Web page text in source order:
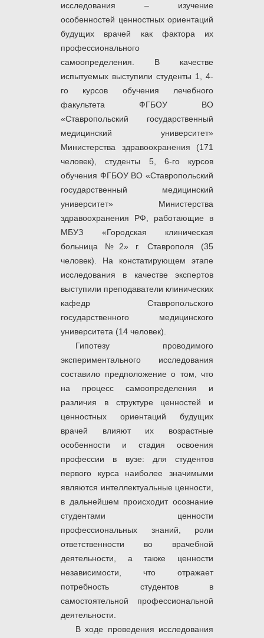
исследования – изучение
особенностей ценностных ориентаций
будущих врачей как фактора их
профессионального
самоопределения. В качестве
испытуемых выступили студенты 1, 4-
го курсов обучения лечебного
факультета ФГБОУ ВО
«Ставропольский государственный
медицинский университет»
Министерства здравоохранения (171
человек), студенты 5, 6-го курсов
обучения ФГБОУ ВО «Ставропольский
государственный медицинский
университет» Министерства
здравоохранения РФ, работающие в
МБУЗ «Городская клиническая
больница №2» г. Ставрополя (35
человек). На констатирующем этапе
исследования в качестве экспертов
выступили преподаватели клинических
кафедр Ставропольского
государственного медицинского
университета (14 человек).
Гипотезу проводимого
экспериментального исследования
составило предположение о том, что
на процесс самоопределения и
различия в структуре ценностей и
ценностных ориентаций будущих
врачей влияют их возрастные
особенности и стадия освоения
профессии в вузе: для студентов
первого курса наиболее значимыми
являются интеллектуальные ценности,
в дальнейшем происходит осознание
студентами ценности
профессиональных знаний, роли
ответственности во врачебной
деятельности, а также ценности
независимости, что отражает
потребность студентов в
самостоятельной профессиональной
деятельности.
В ходе проведения исследования